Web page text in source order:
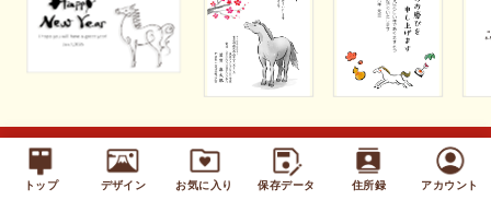
トップ デザイン お気に入り 保存データ 住所録 アカウント
キッズ ぜんぶ見る